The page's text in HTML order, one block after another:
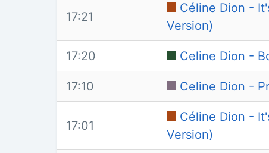
17:21
Céline Dion -
Version)
17:20 Celine Dion -
17:10 Celine Dion -
17:01
Céline Dion -
Version)